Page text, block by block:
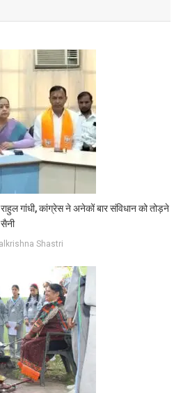
गांधी, कांग्रेस ने अनेकों बार संविधान को तोड़ने
Shastri